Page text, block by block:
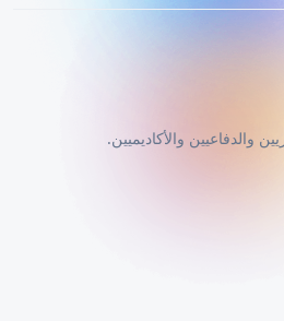
والدفاعيين والأكاديميين.